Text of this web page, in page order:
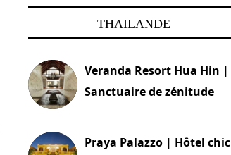
THAILANDE
Veranda Resort Hua Hin |
Sanctuaire de zénitude
Praya Palazzo | Hôtel chic